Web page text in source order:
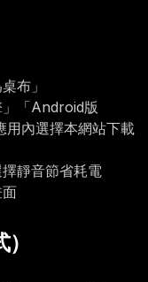
布」
」「Android版
內選擇本網站下載
靜音節省耗電
面